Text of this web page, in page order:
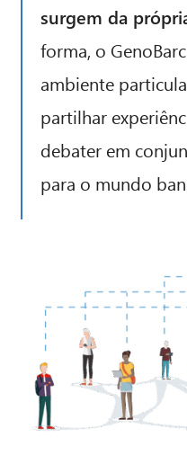
surgem da
forma, o
ambiente
partilhar
debater em
para o mundo
Olá! O que posso fazer por